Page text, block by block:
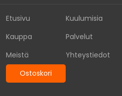
Etusivu
Kuulumisia
Kauppa
Palvelut
Meistä
Yhteystiedot
Ostoskori